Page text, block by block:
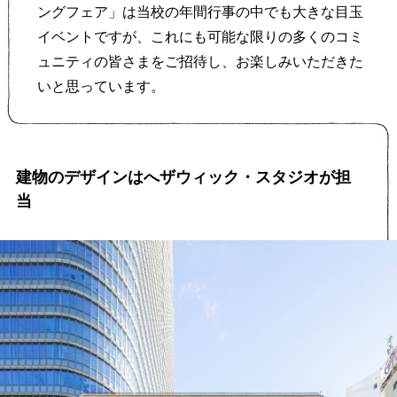
ングフェア」は当校の年間行事の中でも大きな目玉
イベントですが、これにも可能な限りの多くのコミ
ュニティの皆さまをご招待し、お楽しみいただきた
いと思っています。
建物のデザインはへザウィック・スタジオが担
当